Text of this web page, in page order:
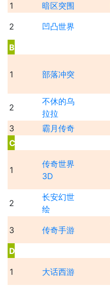
1
暗区突围
2 凹凸世界
B
1 部落冲突
2
不休的乌
拉拉
3
霸月传奇
C
1
传奇世界
3D
2
长安幻世
绘
3 传奇手游
D
1 大话西游